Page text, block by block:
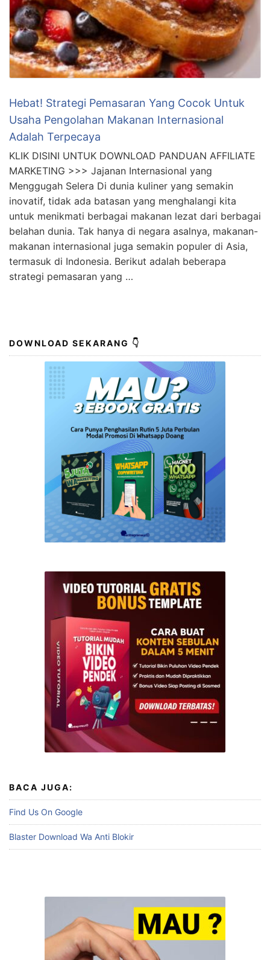
Hebat! Strategi Pemasaran Yang Cocok Untuk
Usaha Pengolahan Makanan Internasional
Adalah Terpecaya
KLIK DISINI UNTUK DOWNLOAD PANDUAN AFFILIATE
MARKETING >>> Jajanan Internasional yang
Menggugah Selera Di dunia kuliner yang semakin
inovatif, tidak ada batasan yang menghalangi kita
untuk menikmati berbagai makanan lezat dari berbagai
belahan dunia. Tak hanya di negara asalnya, makanan-
makanan internasional juga semakin populer di Asia,
termasuk di Indonesia. Berikut adalah beberapa
strategi pemasaran yang …
DOWNLOAD SEKARANG 👇
BACA JUGA:
Find Us On Google
Blaster Download Wa Anti Blokir